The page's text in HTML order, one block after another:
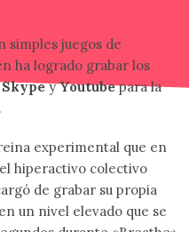
simples juegos de
ha logrado grabar los
SkypeyYoutubepara la
experimental que en
hiperactivo colectivo
de grabar su propia
un nivel elevado que se